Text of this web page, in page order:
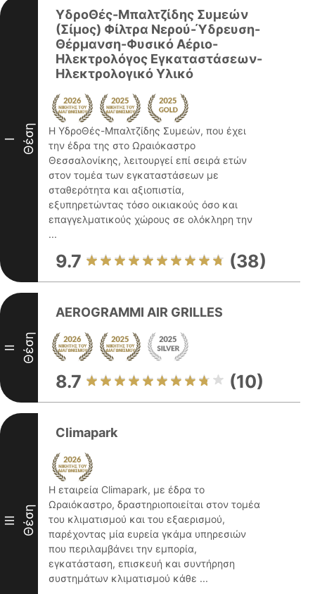
I Θέση
ΥδροΘές-Μπαλτζίδης Συμεών
(Σίμος) Φίλτρα Νερού-Ύδρευση-
Θέρμανση-Φυσικό Αέριο-
Ηλεκτρολόγος Εγκαταστάσεων-
Ηλεκτρολογικό Υλικό
Η ΥδροΘές-Μπαλτζίδης Συμεών, που έχει
την έδρα της στο Ωραιόκαστρο
Θεσσαλονίκης, λειτουργεί επί σειρά ετών
στον τομέα των εγκαταστάσεων με
σταθερότητα και αξιοπιστία,
εξυπηρετώντας τόσο οικιακούς όσο και
επαγγελματικούς χώρους σε ολόκληρη την
...
9.7 (38)
II Θέση
AEROGRAMMI AIR GRILLES
8.7 (10)
III Θέση
Climapark
Η εταιρεία Climapark, με έδρα το
Ωραιόκαστρο, δραστηριοποιείται στον τομέα
του κλιματισμού και του εξαερισμού,
παρέχοντας μία ευρεία γκάμα υπηρεσιών
που περιλαμβάνει την εμπορία,
εγκατάσταση, επισκευή και συντήρηση
συστημάτων κλιματισμού κάθε ...